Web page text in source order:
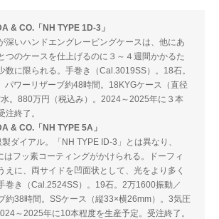
& CO.「NH TYPE 1D-3」
深いハンドエングレービングケースは、他にあ
つのケースを仕上げるのに３～４週間かかるた
数に限られる。手巻き（Cal.3019SS）。18石。
パワーリザーブ約48時間。18KYGケース（直径
。880万円（税込み）。2024～2025年に３本
注終了。
& CO.「NH TYPE 5A」
ダイアル。「NH TYPE ID-3」とは異なり、
はフッ素コーティングがかけられる。ドーフィ
えに、両サイドを凹面状として、光をより多く
巻き（Cal.2524SS）。19石。2万1600振動／
約38時間。SSケース（縦33×横26mm）。3気圧
～2025年に10本程度を生産予定。受注終了。